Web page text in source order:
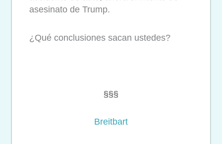
asesinato de Trump.
¿Qué conclusiones sacan ustedes?
§§§
Breitbart